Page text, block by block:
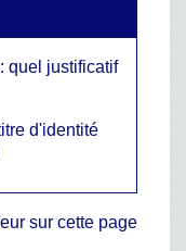
quel justificatif
d'identité
sur cette page